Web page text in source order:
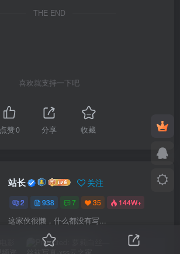
THE END
喜欢就支持一下吧
点赞0 分享 收藏
站长 关注
2 938 7 35 144W+
这家伙很懒，什么都没有写...